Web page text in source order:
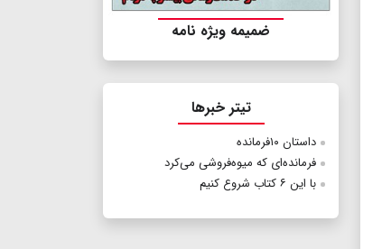
ضمیمه ویژه نامه
تیتر خبرها
داستان ۱۰فرمانده
فرمانده‌ای که میوه‌فروشی می‌کرد
با این ۶ کتاب شروع کنیم